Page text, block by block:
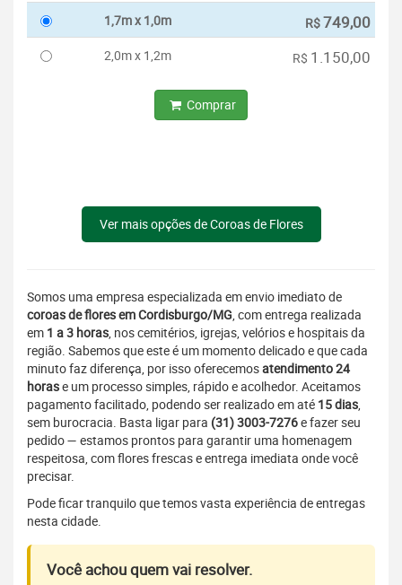
1,7m x 1,0m R$749,00
2,0m x 1,2m R$ 1.150,00
Comprar
Ver mais opções de Coroas de Flores
Somos uma empresa especializada em envio imediato de
coroas de flores em Cordisburgo/MG, com entrega realizada
em 1 a 3 horas, nos cemitérios, igrejas, velórios e hospitais da
região. Sabemos que este é um momento delicado e que cada
minuto faz diferença, por isso oferecemosatendimento 24
horase um processo simples, rápido e acolhedor. Aceitamos
pagamento facilitado, podendo ser realizado em até 15 dias,
sem burocracia. Basta ligar para (31) 3003-7276e fazer seu
pedido — estamos prontos para garantir uma homenagem
respeitosa, com flores frescas e entrega imediata onde você
precisar.
Pode ficar tranquilo que temos vasta experiência de entregas
nesta cidade.
Você achou quem vai resolver.